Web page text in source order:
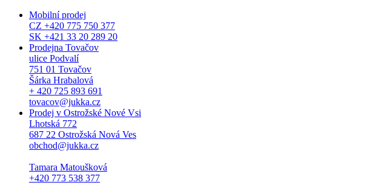
Mobilní prodej
CZ +420 775 750 377
SK +421 33 20 289 20
Prodejna Tovačov
ulice Podvalí
751 01 Tovačov
Šárka Hrabalová
+ 420 725 893 691
tovacov@jukka.cz
Prodej v Ostrožské Nové Vsi
Lhotská 772
687 22 Ostrožská Nová Ves
obchod@jukka.cz
Tamara Matoušková
+420 773 538 377